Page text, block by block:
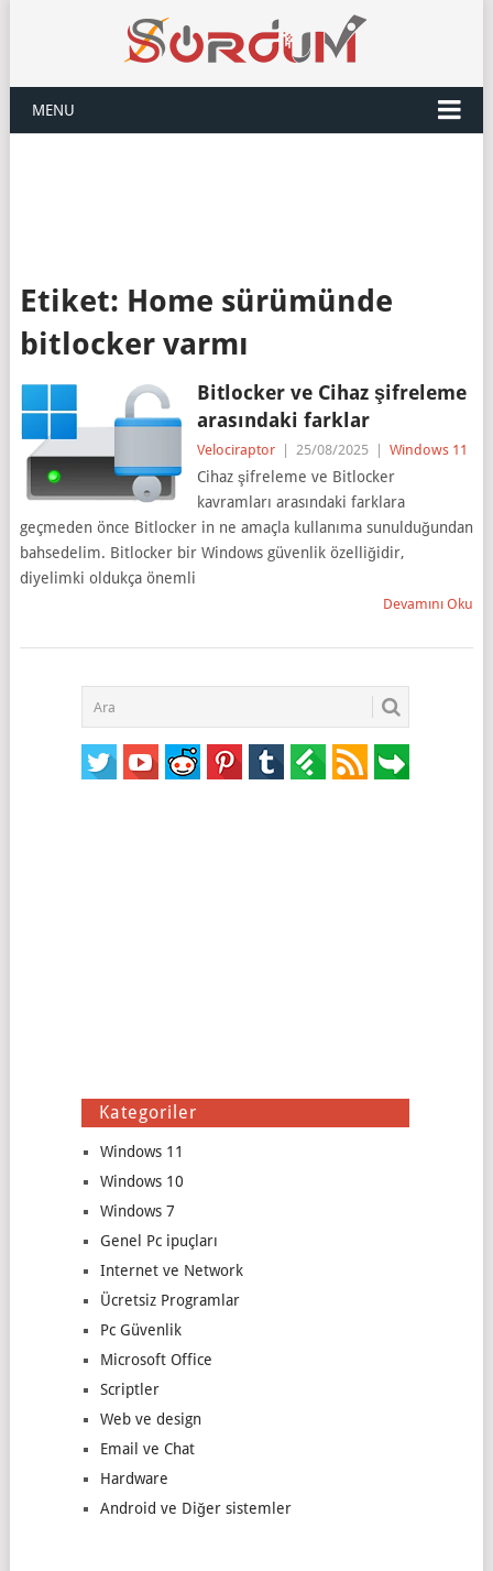
MENU
Etiket: Home sürümünde
bitlocker varmı
Bitlocker ve Cihaz şifreleme
arasındaki farklar
Velociraptor 25/08/2025 Windows 11
Cihaz şifreleme ve Bitlocker
kavramları arasındaki farklara
geçmeden önce Bitlocker in ne amaçla kullanıma sunulduğundan
bahsedelim. Bitlocker bir Windows güvenlik özelliğidir,
diyelimki oldukça önemli
Devamını Oku
Kategoriler
Windows 11
Windows 10
Windows 7
Genel Pc ipuçları
Internet ve Network
Ücretsiz Programlar
Pc Güvenlik
Microsoft Office
Scriptler
Web ve design
Email ve Chat
Hardware
Android ve Diğer sistemler